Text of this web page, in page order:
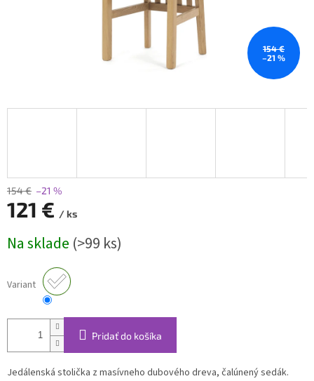
154 €
–21 %
154 € –21 %
121 € / ks
cena:
Na sklade (>99 ks)
Variant
Pridať do košíka
Jedálenská stolička z masívneho dubového dreva, čalúnený sedák.